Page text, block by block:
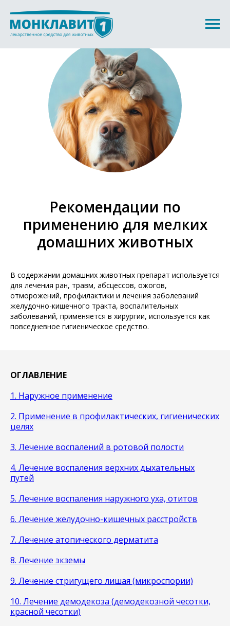
Рекомендации по
применению для мелких
домашних животных
В содержании домашних животных препарат используется
для лечения ран, травм, абсцессов, ожогов,
отморожений, профилактики и лечения заболеваний
желудочно-кишечного тракта, воспалительных
заболеваний, применяется в хирургии, используется как
повседневное гигиеническое средство.
ОГЛАВЛЕНИЕ
1. Наружное применение
2. Применение в профилактических, гигиенических
целях
3. Лечение воспалений в ротовой полости
4. Лечение воспаления верхних дыхательных
путей
5. Лечение воспаления наружного уха, отитов
6. Лечение желудочно-кишечных расстройств
7. Лечение атопического дерматита
8. Лечение экземы
9. Лечение стригущего лишая (микроспории)
10. Лечение демодекоза (демодекозной чесотки,
красной чесотки)